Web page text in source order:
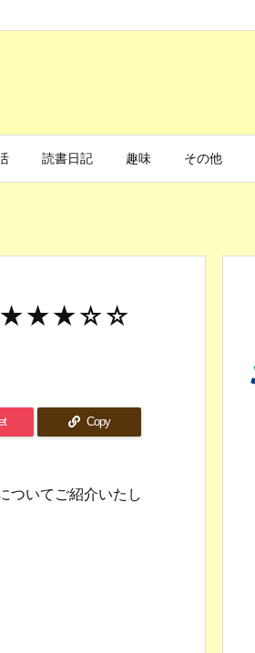
読書日記 趣味 その他
ー★★★☆☆
Copy
ついてご紹介いたし